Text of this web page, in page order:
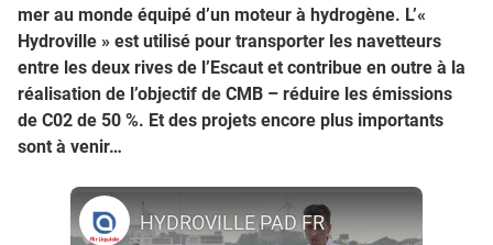
mer au monde équipé d’un moteur à hydrogène. L’«
Hydroville » est utilisé pour transporter les navetteurs
entre les deux rives de l’Escaut et contribue en outre à la
réalisation de l’objectif de CMB – réduire les émissions
de C02 de 50 %. Et des projets encore plus importants
sont à venir…
HYDROVILLE PAD FR